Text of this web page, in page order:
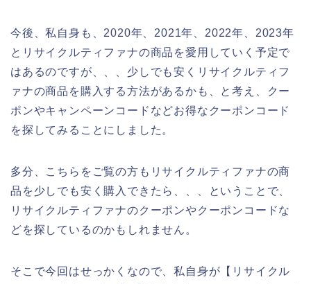
今後、私自身も、2020年、2021年、2022年、2023年
とリサイクルティファナの商品を愛用していく予定で
はあるのですが、、、少しでも安くリサイクルティフ
ァナの商品を購入する方法があるかも、と考え、クー
ポンやキャンペーンコードなどお得なクーポンコード
を探してみることにしました。
多分、こちらをご覧の方もリサイクルティファナの商
品を少しでも安く購入できたら、、、ということで、
リサイクルティファナのクーポンやクーポンコードな
どを探しているのかもしれません。
そこで今回はせっかくなので、私自身が【リサイクル